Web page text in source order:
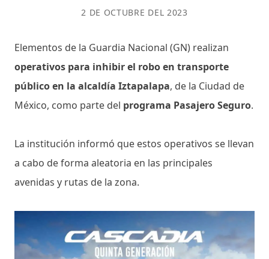
2 DE OCTUBRE DEL 2023
Elementos de la Guardia Nacional (GN) realizan
operativos para inhibir el robo en transporte
público en la alcaldía Iztapalapa, de la Ciudad de
México, como parte del programa Pasajero Seguro.
La institución informó que estos operativos se llevan
a cabo de forma aleatoria en las principales
avenidas y rutas de la zona.